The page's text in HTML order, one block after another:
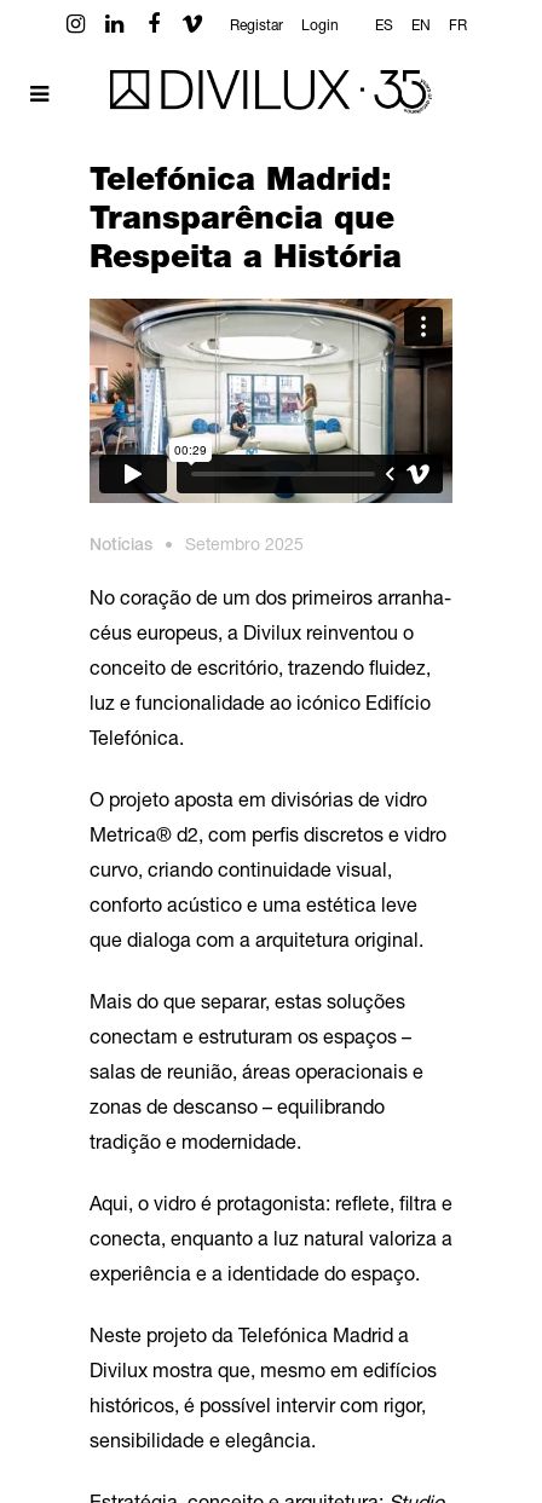
Registar Login ES EN FR
Telefónica Madrid:
Transparência que
Respeita a História
Notícias • Setembro 2025
No coração de um dos primeiros arranha-
céus europeus, a Divilux reinventou o
conceito de escritório, trazendo fluidez,
luz e funcionalidade ao icónico Edifício
Telefónica.
O projeto aposta em divisórias de vidro
Metrica® d2, com perfis discretos e vidro
curvo, criando continuidade visual,
conforto acústico e uma estética leve
que dialoga com a arquitetura original.
Mais do que separar, estas soluções
conectam e estruturam os espaços –
salas de reunião, áreas operacionais e
zonas de descanso – equilibrando
tradição e modernidade.
Aqui, o vidro é protagonista: reflete, filtra e
conecta, enquanto a luz natural valoriza a
experiência e a identidade do espaço.
Neste projeto da Telefónica Madrid a
Divilux mostra que, mesmo em edifícios
históricos, é possível intervir com rigor,
sensibilidade e elegância.